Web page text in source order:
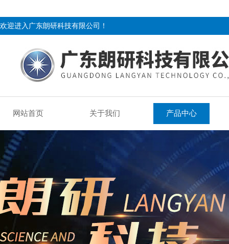
欢迎进入广东朗研科技有限公司！
网站首页 关于我们 产品中心